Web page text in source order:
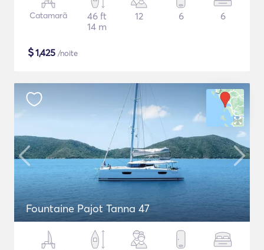
Catamarã
46 ft
14 m
12 6 6
$1,425 /noite
Fountaine Pajot Tanna 47